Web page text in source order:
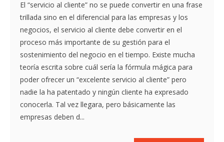
El “servicio al cliente” no se puede convertir en una frase
trillada sino en el diferencial para las empresas y los
negocios, el servicio al cliente debe convertir en el
proceso más importante de su gestión para el
sostenimiento del negocio en el tiempo. Existe mucha
teoría escrita sobre cuál sería la fórmula mágica para
poder ofrecer un “excelente servicio al cliente” pero
nadie la ha patentado y ningún cliente ha expresado
conocerla. Tal vez llegara, pero básicamente las
empresas deben d...